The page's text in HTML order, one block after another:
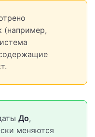
(например,
До,
меняются